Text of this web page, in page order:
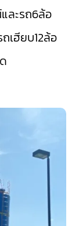
ละรถ6ล้อ
เฮียบ12ล้อ